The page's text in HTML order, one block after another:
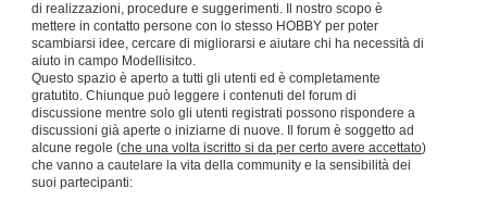
di realizzazioni, procedure e suggerimenti. Il nostro scopo è
mettere in contatto persone con lo stesso HOBBY per poter
scambiarsi idee, cercare di migliorarsi e aiutare chi ha necessità di
aiuto in campo Modellisitco.
Questo spazio è aperto a tutti gli utenti ed è completamente
gratutito. Chiunque può leggere i contenuti del forum di
discussione mentre solo gli utenti registrati possono rispondere a
discussioni già aperte o iniziarne di nuove. Il forum è soggetto ad
alcune regole (che una volta iscritto si da per certo avere accettato)
che vanno a cautelare la vita della community e la sensibilità dei
suoi partecipanti: